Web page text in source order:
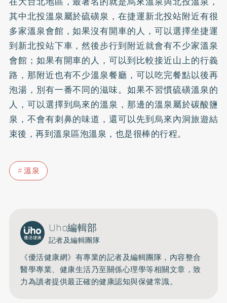
其中北投溫泉屬於硫磺泉，在捷運新北投站附近有很
多家溫泉會館，如果沒有開車的人，可以選擇坐捷運
到新北投站下車，然後步行到附近就會有不少家溫泉
會館；如果有開車的人，可以到比較接近山上的行義
路，那附近也有不少溫泉餐廳，可以吃完餐點以後再
泡湯，別有一番不同的滋味。如果不習慣硫磺溫泉的
人，可以選擇到烏來的溫泉，那邊的溫泉屬於碳酸鹽
泉，不會有刺鼻的味道，還可以先到烏來內洞旅遊結
束後，再到溫泉區泡溫泉，也是很棒的行程。
溫泉
Uho編輯部
記者及編輯團隊
《優活健康網》有專業的記者及編輯團隊，內容整合
醫學專業、健康生活乃至關係心理學等相關文章，致
力為讀者提供最正確的健康認知與保健常識。